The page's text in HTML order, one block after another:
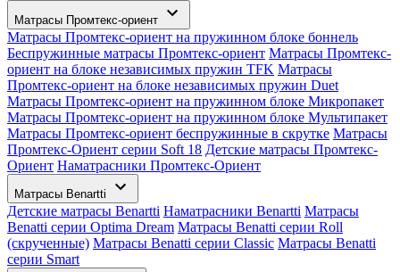
Матрасы Промтекс-ориент
Матрасы Промтекс-ориент на пружинном блоке боннель
Беспружинные матрасы Промтекс-ориент Матрасы Промтекс-
ориент на блоке независимых пружин TFK Матрасы
Промтекс-ориент на блоке независимых пружин Duet
Матрасы Промтекс-ориент на пружинном блоке Микропакет
Матрасы Промтекс-ориент на пружинном блоке Мультипакет
Матрасы Промтекс-ориент беспружинные в скрутке Матрасы
Промтекс-Ориент серии Soft 18 Детские матрасы Промтекс-
Ориент Наматрасники Промтекс-Ориент
Матрасы Benartti
Детские матрасы Benartti Наматрасники Benartti Матрасы
Benatti серии Optima Dream Матрасы Benatti серии Roll
(скрученные) Матрасы Benatti серии Classic Матрасы Benatti
серии Smart